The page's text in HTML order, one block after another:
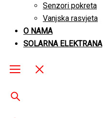
Senzori pokreta
Vanjska rasvjeta
O NAMA
SOLARNA ELEKTRANA